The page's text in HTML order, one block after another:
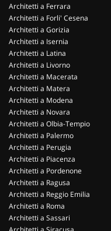
Architetti a Ferrara
Architetti a Forli' Cesena
Architetti a Gorizia
Architetti a Isernia
Architetti a Latina
Architetti a Livorno
Architetti a Macerata
Architetti a Matera
Architetti a Modena
Architetti a Novara
Architetti a Olbia-Tempio
Architetti a Palermo
Architetti a Perugia
Architetti a Piacenza
Architetti a Pordenone
Architetti a Ragusa
Architetti a Reggio Emilia
Architetti a Roma
Architetti a Sassari